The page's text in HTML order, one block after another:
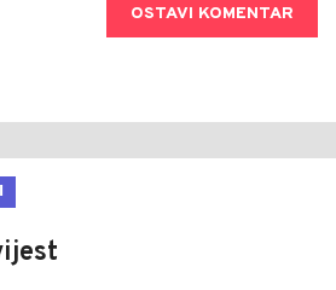
OSTAVI KOMENTAR